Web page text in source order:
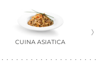
CUINA ASIÀTICA